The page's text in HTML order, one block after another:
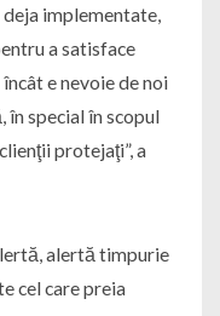
implementate,
a satisface
e nevoie de noi
în special în scopul
protejaţi”, a
alertă timpurie
cel care preia